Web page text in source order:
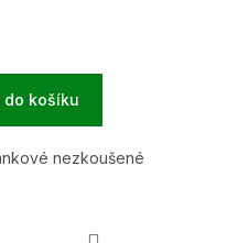
do košíku
nezkoušené